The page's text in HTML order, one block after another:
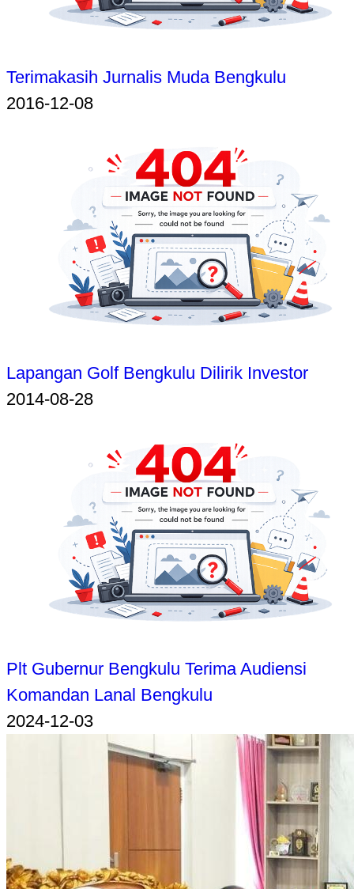
Terimakasih Jurnalis Muda Bengkulu
2016-12-08
Lapangan Golf Bengkulu Dilirik Investor
2014-08-28
Plt Gubernur Bengkulu Terima Audiensi
Komandan Lanal Bengkulu
2024-12-03